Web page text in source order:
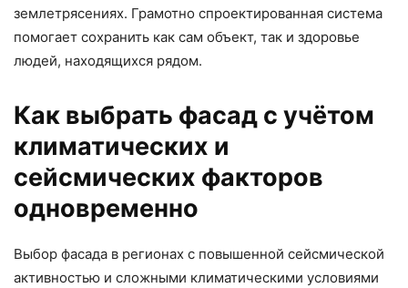
землетрясениях. Грамотно спроектированная система
помогает сохранить как сам объект, так и здоровье
людей, находящихся рядом.
Как выбрать фасад с учётом
климатических и
сейсмических факторов
одновременно
Выбор фасада в регионах с повышенной сейсмической
активностью и сложными климатическими условиями